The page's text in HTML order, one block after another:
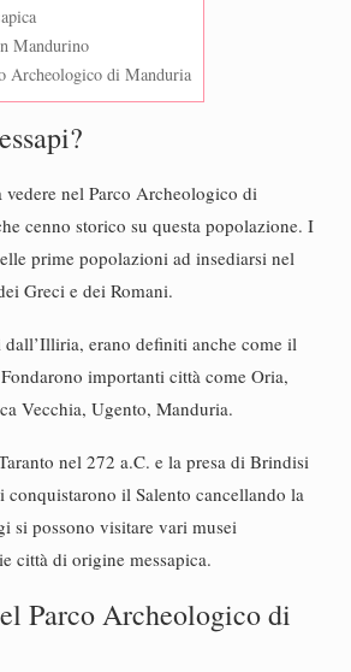
Mandurino
Archeologico di Manduria
vedere nel Parco Archeologico di
cenno storico su questa popolazione. I
prime popolazioni ad insediarsi nel
Greci e dei Romani.
erano definiti anche come il
importanti città come Oria,
Vecchia, Ugento, Manduria.
nel 272 a.C. e la presa di Brindisi
conquistarono il Salento cancellando la
si possono visitare vari musei
città di origine messapica.
Parco Archeologico di